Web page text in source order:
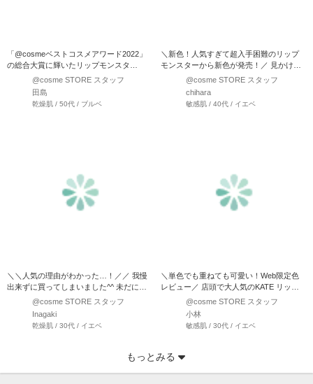
「@cosmeベストコスメアワード2022」
の総合大賞に輝いたリップモンスタ
ー！！ 落ちにく…
@cosme STORE スタッフ
田島
乾燥肌 / 50代 / ブルベ
＼新色！人気すぎて超入手困難のリップ
モンスターから新色が発売！／ 見かけた
ら絶対買いのリップ…
@cosme STORE スタッフ
chihara
敏感肌 / 40代 / イエベ
＼＼人気の理由がわかった…！／／ 我慢
出来ずに買ってしまいました^^ 未だに入
手困難なリップモン…
@cosme STORE スタッフ
Inagaki
乾燥肌 / 30代 / イエベ
＼単色でも重ねても可愛い！Web限定色
レビュー／ 店頭で大人気のKATE リップ
@cosme STORE スタッフ
小林
敏感肌 / 30代 / イエベ
もっとみる